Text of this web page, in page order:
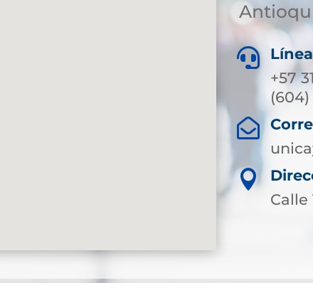

+57
(604)


Calle